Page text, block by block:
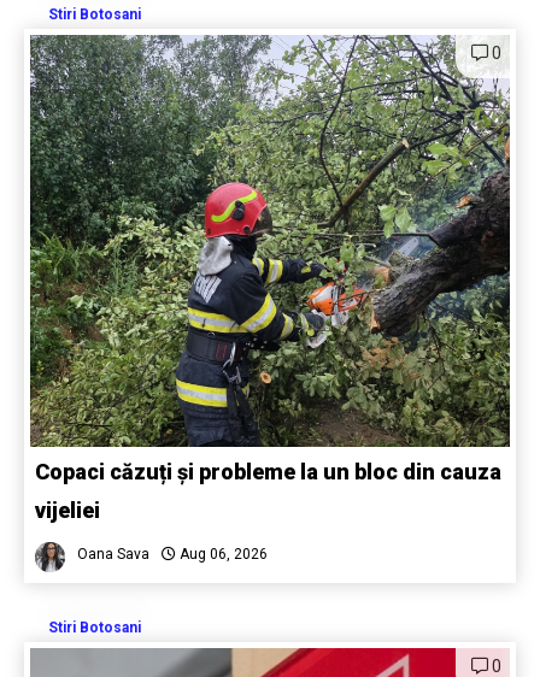
Stiri Botosani
0
Copaci căzuți și probleme la un bloc din cauza
vijeliei
Oana Sava Aug 06, 2026
Stiri Botosani
0